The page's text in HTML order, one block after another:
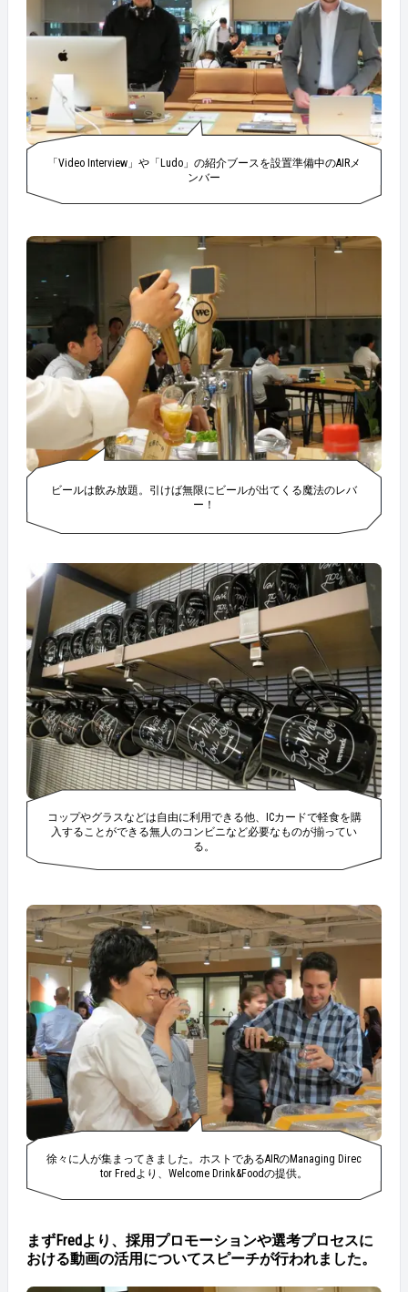
「Video Interview」や「Ludo」の紹介ブースを設置準備中のAIRメ
ンバー
ビールは飲み放題。引けば無限にビールが出てくる魔法のレバ
ー！
コップやグラスなどは自由に利用できる他、ICカードで軽食を購
入することができる無人のコンビニなど必要なものが揃ってい
る。
徐々に人が集まってきました。ホストであるAIRのManaging Direc
tor Fredより、Welcome Drink&Foodの提供。
まずFredより、採用プロモーションや選考プロセスに
おける動画の活用についてスピーチが行われました。